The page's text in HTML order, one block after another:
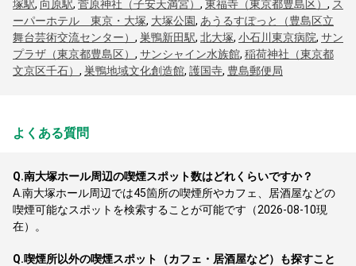
塚駅, 向原駅, 菅原神社（子安天満宮） , 東福寺（東京都豊島区） , ス
ーパーホテル 東京・大塚, 大塚公園, あうるすぽっと（豊島区立
舞台芸術交流センター） , 巣鴨新田駅, 北大塚, 小石川東京病院, サン
プラザ（東京都豊島区） , サンシャイン水族館, 稲荷神社（東京都
文京区千石） , 巣鴨地域文化創造館, 護国寺, 豊島郵便局
よくある質問
Q.南大塚ホール周辺の喫煙スポット数はどれくらいですか？
A.南大塚ホール周辺では45箇所の喫煙所やカフェ、居酒屋などの
喫煙可能なスポットを検索することが可能です（2026-08-10現
在）。
Q.喫煙所以外の喫煙スポット（カフェ・居酒屋など）も探すこと